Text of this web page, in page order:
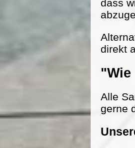
dass
direkt
"Wie
Alle
gerne